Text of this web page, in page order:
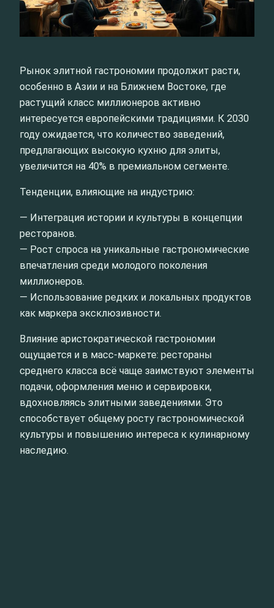
Рынок элитной гастрономии продолжит расти,
особенно в Азии и на Ближнем Востоке, где
растущий класс миллионеров активно
интересуется европейскими традициями. К 2030
году ожидается, что количество заведений,
предлагающих высокую кухню для элиты,
увеличится на 40% в премиальном сегменте.
Тенденции, влияющие на индустрию:
— Интеграция истории и культуры в концепции
ресторанов.
— Рост спроса на уникальные гастрономические
впечатления среди молодого поколения
миллионеров.
— Использование редких и локальных продуктов
как маркера эксклюзивности.
Влияние аристократической гастрономии
ощущается и в масс-маркете: рестораны
среднего класса всё чаще заимствуют элементы
подачи, оформления меню и сервировки,
вдохновляясь элитными заведениями. Это
способствует общему росту гастрономической
культуры и повышению интереса к кулинарному
наследию.